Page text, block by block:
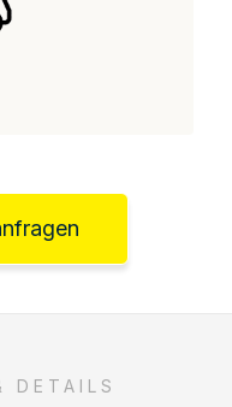
DETAILS